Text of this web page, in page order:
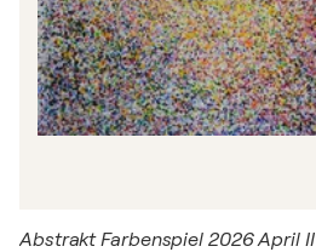
Abstrakt Farbenspiel 2026 April II